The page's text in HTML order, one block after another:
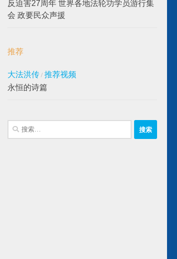
反迫害27周年 世界各地法轮功学员游行集
会 政要民众声援
推荐
大法洪传 / 推荐视频
永恒的诗篇
搜
索：